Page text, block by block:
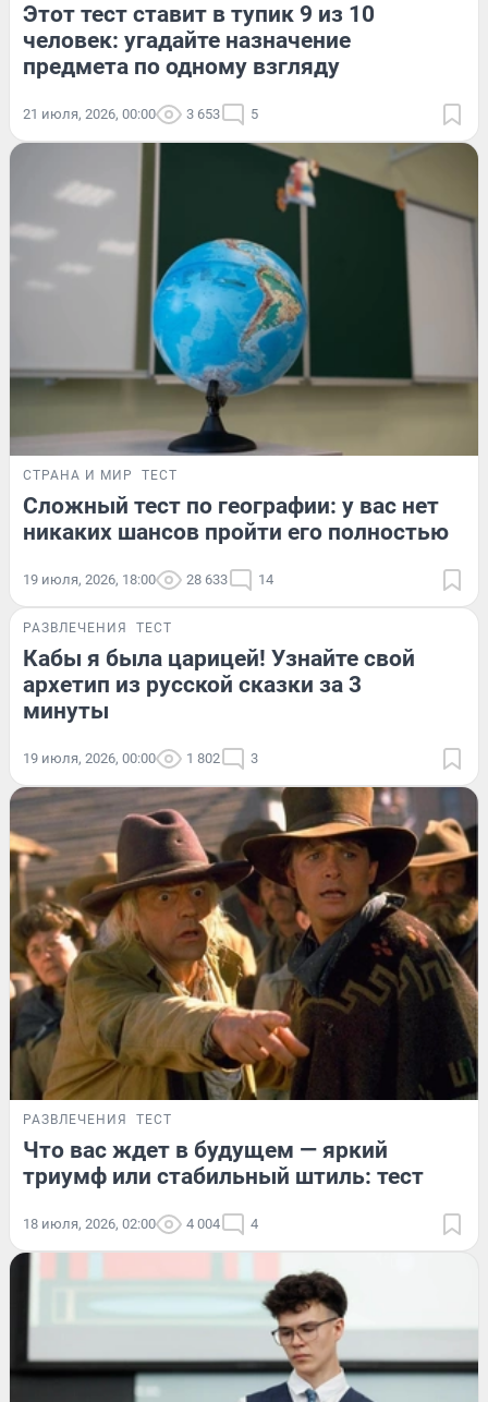
Этот тест ставит в тупик 9 из 10
человек: угадайте назначение
предмета по одному взгляду
21 июля, 2026, 00:00 3 653 5
СТРАНА И МИР ТЕСТ
Сложный тест по географии: у вас нет
никаких шансов пройти его полностью
19 июля, 2026, 18:00 28 633 14
РАЗВЛЕЧЕНИЯ ТЕСТ
Кабы я была царицей! Узнайте свой
архетип из русской сказки за 3
минуты
19 июля, 2026, 00:00 1 802 3
РАЗВЛЕЧЕНИЯ ТЕСТ
Что вас ждет в будущем — яркий
триумф или стабильный штиль: тест
18 июля, 2026, 02:00 4 004 4